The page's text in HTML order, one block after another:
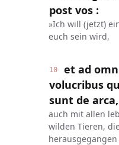
post vos :
»Ich will (jetzt)
euch sein wird,
10
et ad
volucribus
sunt de
auch mit allen
wilden Tieren,